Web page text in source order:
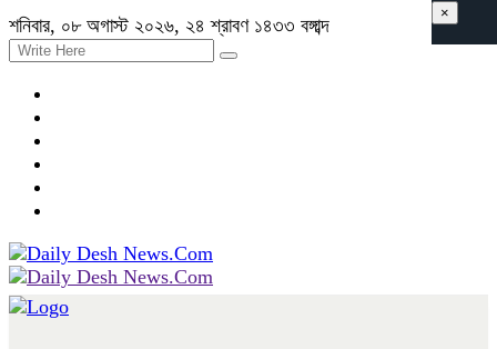
শনিবার, ০৮ অগাস্ট ২০২৬, ২৪ শ্রাবণ ১৪৩৩ বঙ্গাব্দ
×